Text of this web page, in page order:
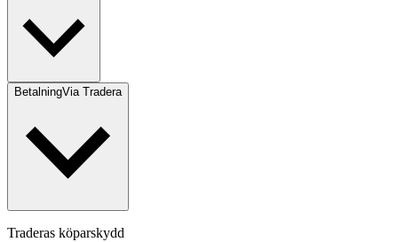
BetalningVia Tradera
Traderas köparskydd